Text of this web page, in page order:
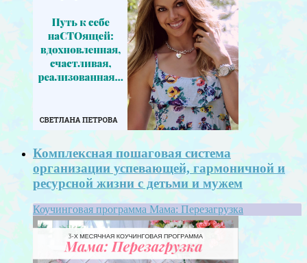
Комплексная пошаговая система
организации успевающей, гармоничной и
ресурсной жизни с детьми и мужем
Коучинговая программа Мама: Перезагрузка